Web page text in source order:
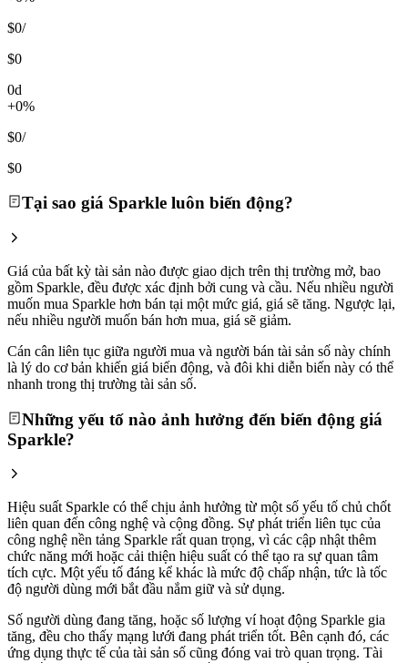
$0/
$0
0d
+0%
$0/
$0
Tại sao giá Sparkle luôn biến động?
Giá của bất kỳ tài sản nào được giao dịch trên thị trường mở, bao
gồm Sparkle, đều được xác định bởi cung và cầu. Nếu nhiều người
muốn mua Sparkle hơn bán tại một mức giá, giá sẽ tăng. Ngược lại,
nếu nhiều người muốn bán hơn mua, giá sẽ giảm.
Cán cân liên tục giữa người mua và người bán tài sản số này chính
là lý do cơ bản khiến giá biến động, và đôi khi diễn biến này có thể
nhanh trong thị trường tài sản số.
Những yếu tố nào ảnh hưởng đến biến động giá
Sparkle?
Hiệu suất Sparkle có thể chịu ảnh hưởng từ một số yếu tố chủ chốt
liên quan đến công nghệ và cộng đồng. Sự phát triển liên tục của
công nghệ nền tảng Sparkle rất quan trọng, vì các cập nhật thêm
chức năng mới hoặc cải thiện hiệu suất có thể tạo ra sự quan tâm
tích cực. Một yếu tố đáng kể khác là mức độ chấp nhận, tức là tốc
độ người dùng mới bắt đầu nắm giữ và sử dụng.
Số người dùng đang tăng, hoặc số lượng ví hoạt động Sparkle gia
tăng, đều cho thấy mạng lưới đang phát triển tốt. Bên cạnh đó, các
ứng dụng thực tế của tài sản số cũng đóng vai trò quan trọng. Tài